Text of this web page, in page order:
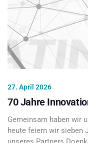
27. April 2026
70 Jahre
Gemeinsam haben wir
heute feiern wir sieben